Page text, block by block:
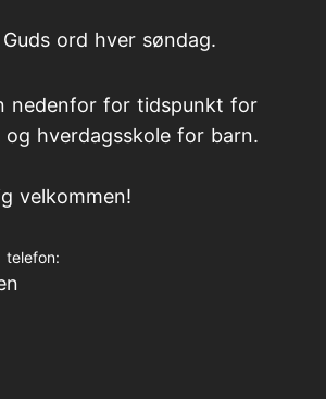
ord hver søndag.
nedenfor for tidspunkt for
og hverdagsskole for barn.
velkommen!
telefon: